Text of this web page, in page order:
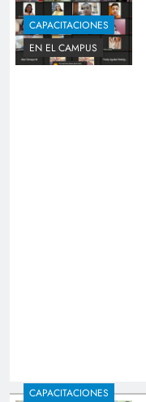
CAPACITACIONES
EN EL CAMPUS
CAPACITACIONES